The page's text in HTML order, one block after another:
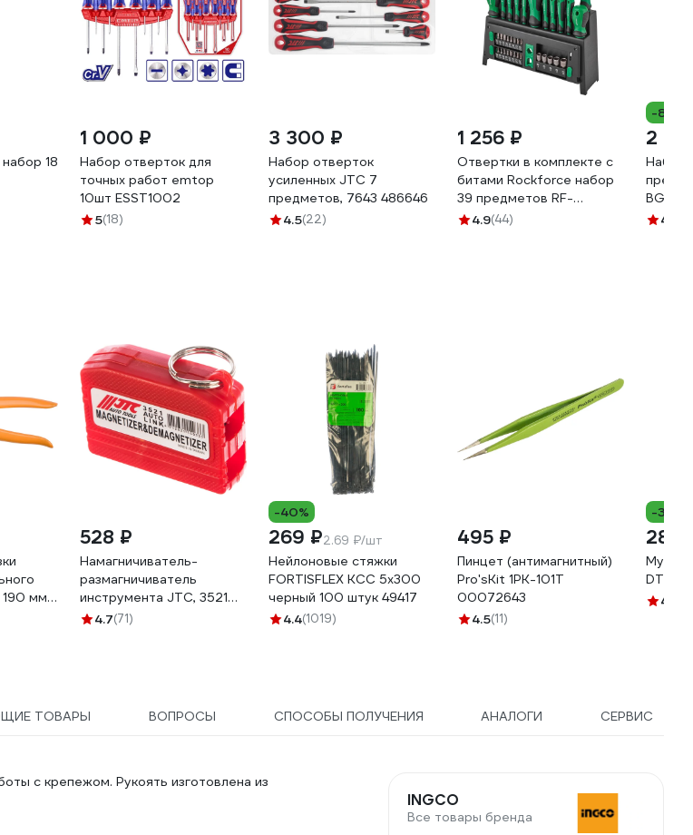
18
1 000 ₽
Набор отверток для
точных работ emtop
10шт ESST1002
5(18)
3 300 ₽
Набор отверток
усиленных JTC 7
предметов, 7643 486646
4.5(22)
1 256 ₽
Отвертки в комплекте с
битами Rockforce набор
39 предметов RF-
7039(66008)
4.9(44)
-8%
2
Набор
4.7
190 мм
528 ₽
Намагничиватель-
размагничиватель
инструмента JTC, 3521
668624
4.7(71)
-40%
269 ₽2.69 ₽/шт
Нейлоновые стяжки
FORTISFLEX КСС 5х300
черный 100 штук 49417
4.4(1019)
495 ₽
Пинцет (антимагнитный)
Pro'sKit 1PK-101T
00072643
4.5(11)
-30%
286
DT
4
ТОВАРЫ ВОПРОСЫ СПОСОБЫ ПОЛУЧЕНИЯ АНАЛОГИ СЕРВИС
с крепежом. Рукоять изготовлена из
INGCO
Все товары бренда